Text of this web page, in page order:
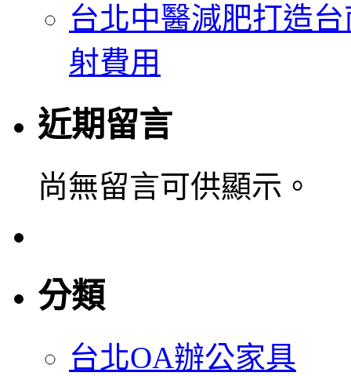
台北中醫減肥打造
射費用
近期留言
尚無留言可供顯示。
分類
台北OA辦公家具